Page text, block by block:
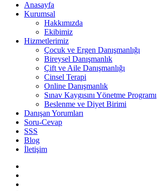
Anasayfa
Kurumsal
Hakkımızda
Ekibimiz
Hizmetlerimiz
Çocuk ve Ergen Danışmanlığı
Bireysel Danışmanlık
Çift ve Aile Danışmanlığı
Cinsel Terapi
Online Danışmanlık
Sınav Kaygısını Yönetme Programı
Beslenme ve Diyet Birimi
Danışan Yorumları
Soru-Cevap
SSS
Blog
İletişim